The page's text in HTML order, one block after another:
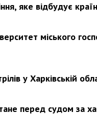
яке відбудує
міського
у Харківській
перед судом за